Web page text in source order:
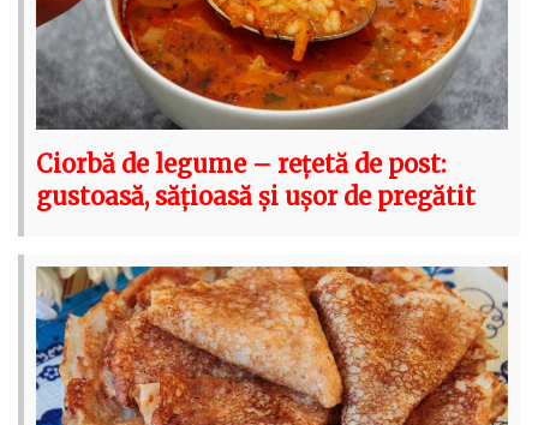
Ciorbă de legume – rețetă de post:
gustoasă, sățioasă și ușor de pregătit